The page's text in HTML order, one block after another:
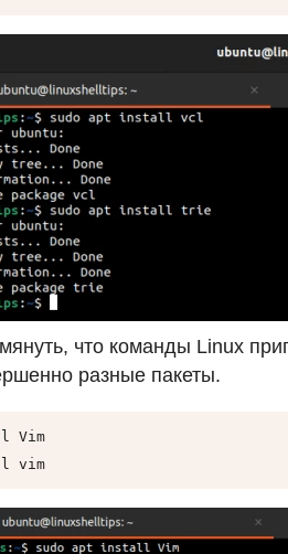
что команды Linux
разные пакеты.
Vim
vim